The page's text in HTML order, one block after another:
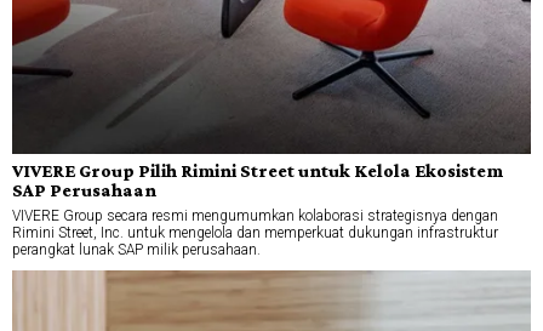
VIVERE Group Pilih Rimini Street untuk Kelola Ekosistem
SAP Perusahaan
VIVERE Group secara resmi mengumumkan kolaborasi strategisnya dengan
Rimini Street, Inc. untuk mengelola dan memperkuat dukungan infrastruktur
perangkat lunak SAP milik perusahaan.